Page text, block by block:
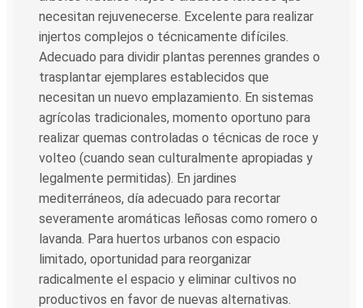
necesitan rejuvenecerse. Excelente para realizar
injertos complejos o técnicamente difíciles.
Adecuado para dividir plantas perennes grandes o
trasplantar ejemplares establecidos que
necesitan un nuevo emplazamiento. En sistemas
agrícolas tradicionales, momento oportuno para
realizar quemas controladas o técnicas de roce y
volteo (cuando sean culturalmente apropiadas y
legalmente permitidas). En jardines
mediterráneos, día adecuado para recortar
severamente aromáticas leñosas como romero o
lavanda. Para huertos urbanos con espacio
limitado, oportunidad para reorganizar
radicalmente el espacio y eliminar cultivos no
productivos en favor de nuevas alternativas.